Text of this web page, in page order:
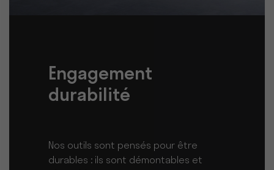
Engagement
durabilité
Nos outils sont pensés pour être
durables : ils sont démontables et